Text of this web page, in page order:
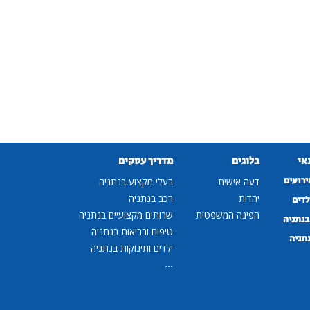
בלוגים
דעה אישית
יהדות
הפינה המשפטית
מדריך עסקים
בעלי מקצוע בנתניה
רכב בנתניה
שרותים מקצועיים בנתניה
טיפוח ובריאות בנתניה
ילדים ותינוקות בנתניה